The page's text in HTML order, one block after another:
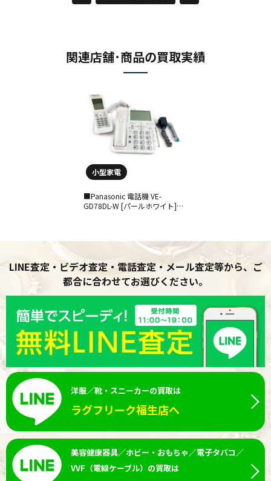
関連店舗･商品の買取実績
小型家電
■Panasonic 電話機 VE-
GD78DL-W [パールホワイト]
LINE査定・ビデオ査定・電話査定・メール査定等から、ご
都合に合わせてお選びください。
洋服／靴・スニーカーの買取は
ラグフリーク福生店へ
美容健康器具／ホビー・おもちゃ／電子タバコ／
VVF（電線ケーブル）の買取は